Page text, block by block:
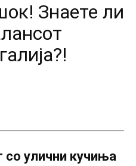
Знаете ли
улични кучиња